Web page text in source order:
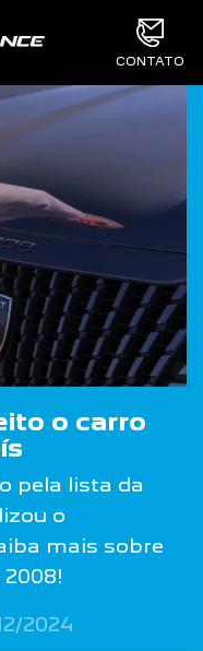
CONTATO
o carro
pela lista da
o
mais sobre
2024